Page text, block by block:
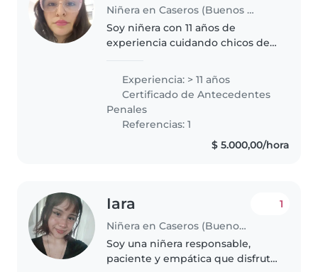
Niñera en Caseros (Buenos Aires)
Soy niñera con 11 años de
experiencia cuidando chicos de
con autismo, alergias y asma. Me
encanta dibujar, leer, música y
juegos. ¿Listos para una gran..
Experiencia: > 11 años
Certificado de Antecedentes
Penales
Referencias: 1
$ 5.000,00/hora
Iara
Niñera en Caseros (Buenos Aires)
1
Soy una niñera responsable,
paciente y empática que disfruta